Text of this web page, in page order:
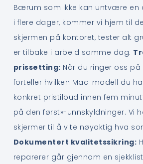
Bærum som ikke kan untvære en
i flere dager, kommer vi hjem til
skjermen på kontoret, tester alt
er tilbake i arbeid samme dag.
prissetting: Når du ringer oss
forteller hvilken Mac-modell du
konkret pristilbud innen fem
på den først»-unnskyldninger. Vi
skjermer til å vite nøyaktig hva
Dokumentert kvalitetssikring:
reparerer går gjennom en